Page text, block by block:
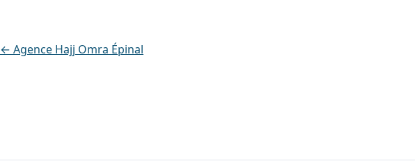
← Agence Hajj Omra Épinal